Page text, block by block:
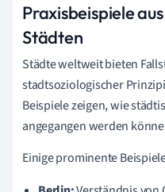
Praxisbeispiele
Städten
Städte weltweit bieten
stadtsoziologischer
Beispiele zeigen, wie
angegangen werden
Einige prominente